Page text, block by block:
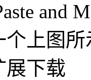
and
个上图
展下载